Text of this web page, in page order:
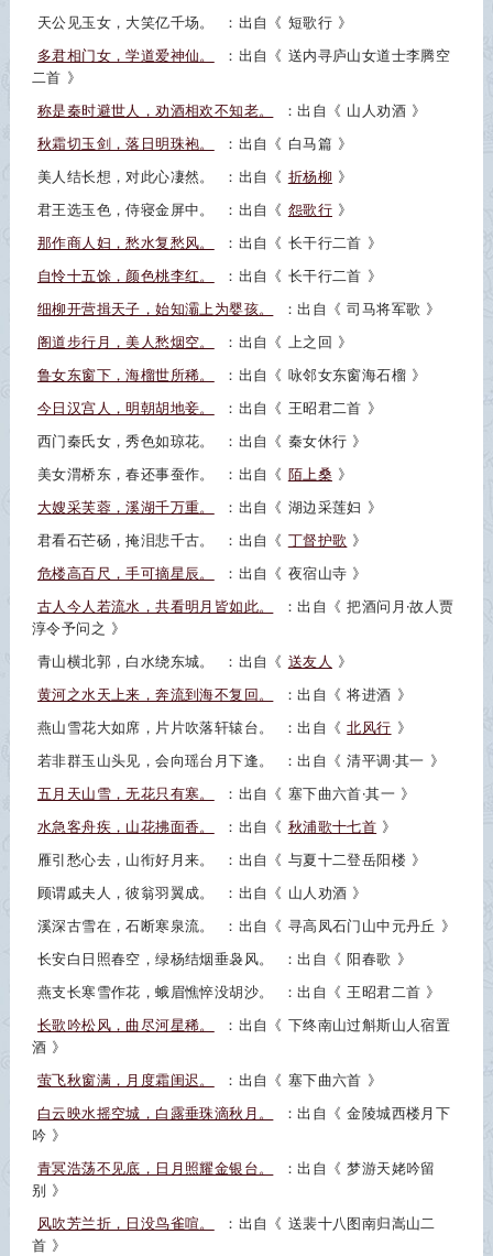
天公见玉女，大笑亿千场。
：出自《 短歌行 》
多君相门女，学道爱神仙。
：出自《 送内寻庐山女道士李腾空
二首 》
称是秦时避世人，劝酒相欢不知老。
：出自《 山人劝酒 》
秋霜切玉剑，落日明珠袍。
：出自《 白马篇 》
美人结长想，对此心凄然。
：出自《 折杨柳 》
君王选玉色，侍寝金屏中。
：出自《 怨歌行 》
那作商人妇，愁水复愁风。
：出自《 长干行二首 》
自怜十五馀，颜色桃李红。
：出自《 长干行二首 》
细柳开营揖天子，始知灞上为婴孩。
：出自《 司马将军歌 》
阁道步行月，美人愁烟空。
：出自《 上之回 》
鲁女东窗下，海榴世所稀。
：出自《 咏邻女东窗海石榴 》
今日汉宫人，明朝胡地妾。
：出自《 王昭君二首 》
西门秦氏女，秀色如琼花。
：出自《 秦女休行 》
美女渭桥东，春还事蚕作。
：出自《 陌上桑 》
大嫂采芙蓉，溪湖千万重。
：出自《 湖边采莲妇 》
君看石芒砀，掩泪悲千古。
：出自《 丁督护歌 》
危楼高百尺，手可摘星辰。
：出自《 夜宿山寺 》
古人今人若流水，共看明月皆如此。
：出自《 把酒问月·故人贾
淳令予问之 》
青山横北郭，白水绕东城。
：出自《 送友人 》
黄河之水天上来，奔流到海不复回。
：出自《 将进酒 》
燕山雪花大如席，片片吹落轩辕台。
：出自《 北风行 》
若非群玉山头见，会向瑶台月下逢。
：出自《 清平调·其一 》
五月天山雪，无花只有寒。
：出自《 塞下曲六首·其一 》
水急客舟疾，山花拂面香。
：出自《 秋浦歌十七首 》
雁引愁心去，山衔好月来。
：出自《 与夏十二登岳阳楼 》
顾谓戚夫人，彼翁羽翼成。
：出自《 山人劝酒 》
溪深古雪在，石断寒泉流。
：出自《 寻高凤石门山中元丹丘 》
长安白日照春空，绿杨结烟垂袅风。
：出自《 阳春歌 》
燕支长寒雪作花，蛾眉憔悴没胡沙。
：出自《 王昭君二首 》
长歌吟松风，曲尽河星稀。
：出自《 下终南山过斛斯山人宿置
酒 》
萤飞秋窗满，月度霜闺迟。
：出自《 塞下曲六首 》
白云映水摇空城，白露垂珠滴秋月。
：出自《 金陵城西楼月下
吟 》
青冥浩荡不见底，日月照耀金银台。
：出自《 梦游天姥吟留
别 》
风吹芳兰折，日没鸟雀喧。
：出自《 送裴十八图南归嵩山二
首 》